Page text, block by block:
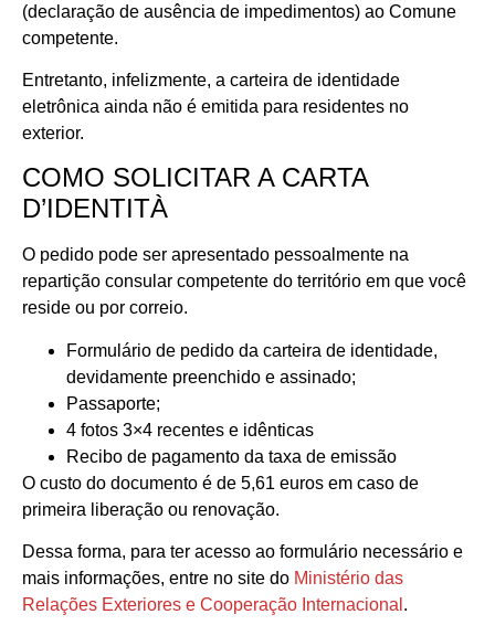
(declaração de ausência de impedimentos) ao Comune
competente.
Entretanto, infelizmente, a carteira de identidade
eletrônica ainda não é emitida para residentes no
exterior.
COMO SOLICITAR A CARTA
D’IDENTITÀ
O pedido pode ser apresentado pessoalmente na
repartição consular competente do território em que você
reside ou por correio.
Formulário de pedido da carteira de identidade,
devidamente preenchido e assinado;
Passaporte;
4 fotos 3×4 recentes e idênticas
Recibo de pagamento da taxa de emissão
O custo do documento é de 5,61 euros em caso de
primeira liberação ou renovação.
Dessa forma, para ter acesso ao formulário necessário e
mais informações, entre no site do Ministério das
Relações Exteriores e Cooperação Internacional .